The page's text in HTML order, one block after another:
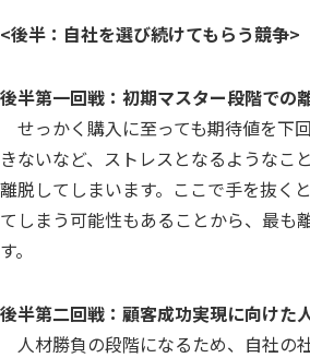
<後半：自社を選び続けてもらう競争>
後半第一回戦：初期マスター段階での
せっかく購入に至っても期待値を下
きないなど、ストレスとなるようなこ
離脱してしまいます。ここで手を抜く
てしまう可能性もあることから、最も
す。
後半第二回戦：顧客成功実現に向けた
人材勝負の段階になるため、自社の